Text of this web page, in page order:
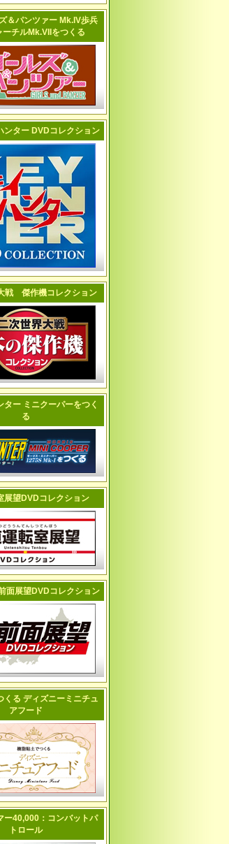
＆パンツァー Mk.IV歩兵
ーチルMk.VIIをつくる
ンター DVDコレクション
戦 傑作機コレクション
ター ミニクーパーをつく
る
展望DVDコレクション
面展望DVDコレクション
くる ディズニーミニチュ
アフード
ー40,000：コンバットパ
トロール